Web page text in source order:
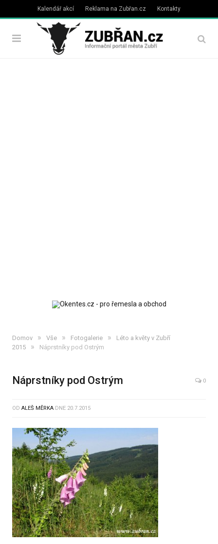
Kalendář akcí Reklama na Zubřan.cz Kontakty
Domov » Vše » Fotogalerie »
Léto a květy v Zubří
2015
» Náprstníky pod Ostrým
Náprstníky pod Ostrým 0
OD ALEŠ MĚRKA DNE 20.7.2015